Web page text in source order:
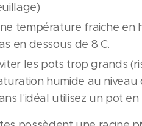
température fraiche en
en dessous de 8 C.
les pots trop grands
humide au niveau
l'idéal utilisez un pot